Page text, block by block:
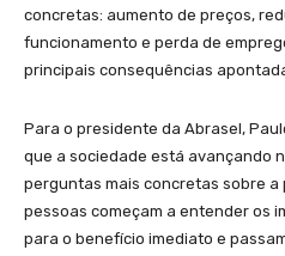
concretas: aumento de preços,
funcionamento e perda de
principais consequências
Para o presidente da Abrasel,
que a sociedade está avançando
perguntas mais concretas sobre a
pessoas começam a entender os
para o benefício imediato e